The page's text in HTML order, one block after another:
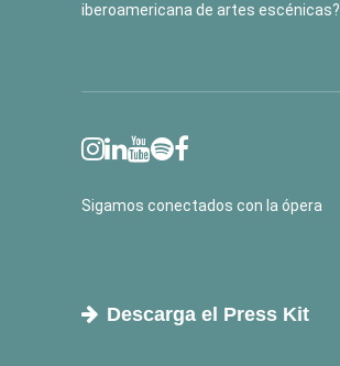
iberoamericana de artes escénicas?
Sigamos conectados con la ópera
Descarga el Press Kit